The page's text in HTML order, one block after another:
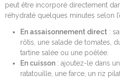
peut être incorporé directement
réhydraté quelques minutes selon
En assaisonnement direct:
rôtis, une salade de tomates,
tartine salée ou une poêlée.
En cuisson: ajoutez-le dans
ratatouille, une farce, un riz